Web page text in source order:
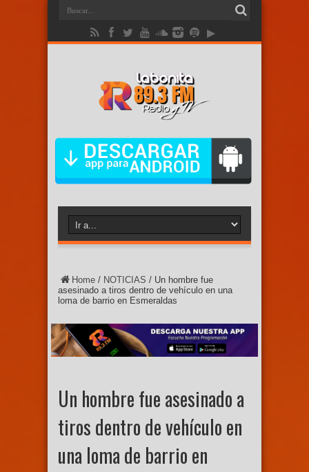
Home / NOTICIAS / Un hombre fue
asesinado a tiros dentro de vehículo en una
loma de barrio en Esmeraldas
Un hombre fue asesinado a
tiros dentro de vehículo en
una loma de barrio en